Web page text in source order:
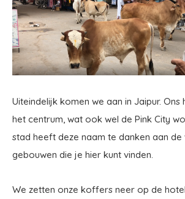
Uiteindelijk komen we aan in Jaipur. Ons
het centrum, wat ook wel de Pink City
stad heeft deze naam te danken aan de
gebouwen die je hier kunt vinden.
We zetten onze koffers neer op de